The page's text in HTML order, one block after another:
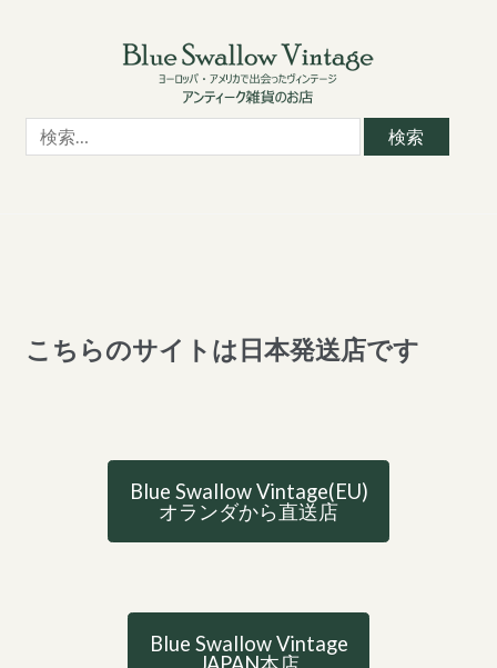
検
索:
こちらのサイトは日本発送店です
Blue Swallow Vintage(EU)
オランダから直送店
Blue Swallow Vintage